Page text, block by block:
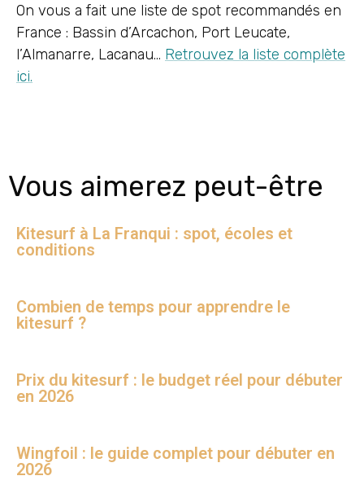
On vous a fait une liste de spot recommandés en
France : Bassin d’Arcachon, Port Leucate,
l’Almanarre, Lacanau… Retrouvez la liste complète
ici.
Vous aimerez peut-être
Kitesurf à La Franqui : spot, écoles et
conditions
Combien de temps pour apprendre le
kitesurf ?
Prix du kitesurf : le budget réel pour débuter
en 2026
Wingfoil : le guide complet pour débuter en
2026